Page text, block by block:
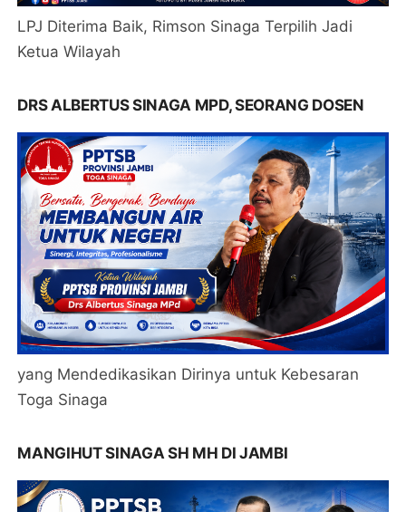
LPJ Diterima Baik, Rimson Sinaga Terpilih Jadi
Ketua Wilayah
DRS ALBERTUS SINAGA MPD, SEORANG DOSEN
yang Mendedikasikan Dirinya untuk Kebesaran
Toga Sinaga
MANGIHUT SINAGA SH MH DI JAMBI